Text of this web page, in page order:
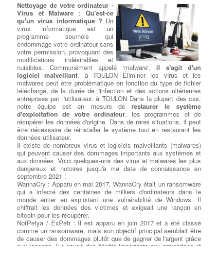
Nettoyage de votre ordinateur -
Virus et Malware : Qu'est-ce
qu'un virus informatique ? Un
virus informatique est un
programme sournois qui
endommage votre ordinateur sans
votre permission, provoquant des
modifications indésirables et
nuisibles. Communément appelé 'malware', il s'agit d'un
logiciel malveillant. à TOULON Éliminer les virus et les
malwares peut être problématique en fonction du type de fichier
téléchargé, de la durée de l'infection et des actions ultérieures
entreprises par l'utilisateur. à TOULON Dans la plupart des cas,
notre équipe est en mesure de restaurer le système
d'exploitation de votre ordinateur, les programmes et de
récupérer les données d'origine. Dans de rares situations, il peut
être nécessaire de réinstaller le système tout en restaurant les
données utilisateur.
Il existe de nombreux virus et logiciels malveillants (malwares)
qui peuvent causer des dommages importants aux systèmes et
aux données. Voici quelques-uns des virus et malwares les plus
dangereux et notoires jusqu'à ma date de connaissance en
septembre 2021 :
WannaCry : Apparu en mai 2017, WannaCry était un ransomware
qui a infecté des centaines de milliers d'ordinateurs dans le
monde entier en exploitant une vulnérabilité de Windows. Il
chiffrait les données des victimes et exigeait une rançon en
bitcoin pour les récupérer.
NotPetya / ExPetr : Il est apparu en juin 2017 et a été classé
comme un ransomware, mais son objectif principal semblait être
de causer des dommages plutôt que de gagner de l'argent grâce
aux rançons. Il a causé des dégâts importants aux entreprises et